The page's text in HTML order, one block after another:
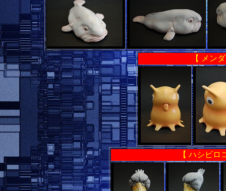
【 メン
【 ハシビ